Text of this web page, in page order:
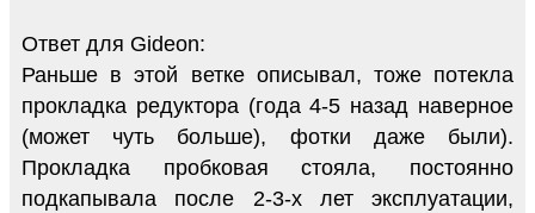
Ответ для Gideon:
Раньше в этой ветке описывал, тоже потекла
прокладка редуктора (года 4-5 назад наверное
(может чуть больше), фотки даже были).
Прокладка пробковая стояла, постоянно
подкапывала после 2-3-х лет эксплуатации,